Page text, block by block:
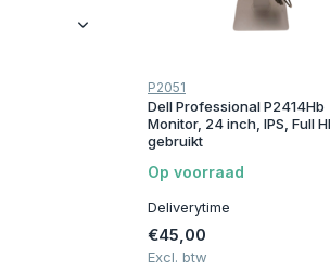
P2051
Dell Professional P2414Hb
Monitor, 24 inch, IPS, Full
gebruikt
Op voorraad
Deliverytime
€45,00
Excl. btw